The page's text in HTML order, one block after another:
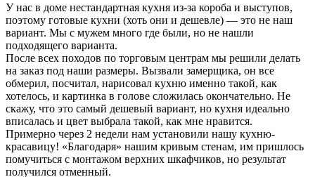
У нас в доме нестандартная кухня из-за короба и выступов,
поэтому готовые кухни (хоть они и дешевле) — это не наш
вариант. Мы с мужем много где были, но не нашли
подходящего варианта.
После всех походов по торговым центрам мы решили делать
на заказ под наши размеры. Вызвали замерщика, он все
обмерил, посчитал, нарисовал кухню именно такой, как
хотелось, и картинка в голове сложилась окончательно. Не
скажу, что это самый дешевый вариант, но кухня идеально
вписалась и цвет выбрала такой, как мне нравится.
Примерно через 2 недели нам установили нашу кухню-
красавицу! «Благодаря» нашим кривым стенам, им пришлось
помучиться с монтажом верхних шкафчиков, но результат
получился отменный.